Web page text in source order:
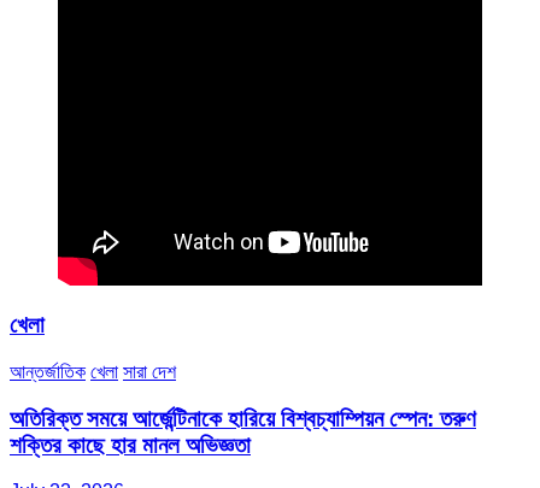
খেলা
আন্তর্জাতিক খেলা সারা দেশ
অতিরিক্ত সময়ে আর্জেন্টিনাকে হারিয়ে বিশ্বচ্যাম্পিয়ন স্পেন: তরুণ
শক্তির কাছে হার মানল অভিজ্ঞতা